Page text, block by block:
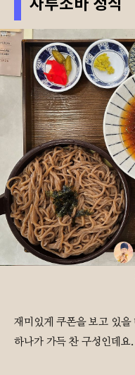
재미있게 쿠폰을 보고 있
하나가 가득 찬 구성인데요.